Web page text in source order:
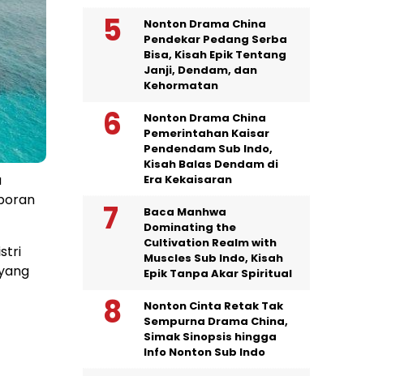
Nonton Drama China
Pendekar Pedang Serba
Bisa, Kisah Epik Tentang
Janji, Dendam, dan
Kehormatan
Nonton Drama China
Pemerintahan Kaisar
Pendendam Sub Indo,
Kisah Balas Dendam di
Era Kekaisaran
Baca Manhwa
Dominating the
Cultivation Realm with
Muscles Sub Indo, Kisah
Epik Tanpa Akar Spiritual
Nonton Cinta Retak Tak
Sempurna Drama China,
Simak Sinopsis hingga
Info Nonton Sub Indo